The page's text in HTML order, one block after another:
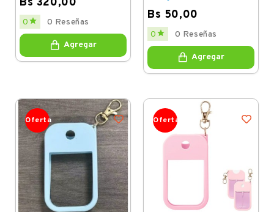
Price
0  0 Reseñas
Agregar
Bs 50,00
Price
0  0 Reseñas
Agregar
Oferta Oferta